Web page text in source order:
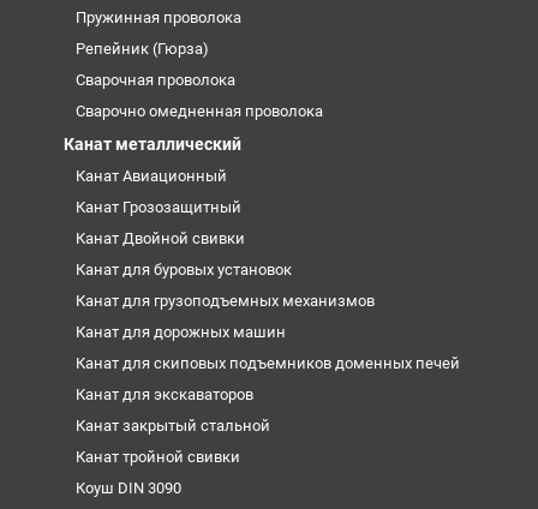
Пружинная проволока
Репейник (Гюрза)
Сварочная проволока
Сварочно омедненная проволока
Канат металлический
Канат Авиационный
Канат Грозозащитный
Канат Двойной свивки
Канат для буровых установок
Канат для грузоподъемных механизмов
Канат для дорожных машин
Канат для скиповых подъемников доменных печей
Канат для экскаваторов
Канат закрытый стальной
Канат тройной свивки
Коуш DIN 3090